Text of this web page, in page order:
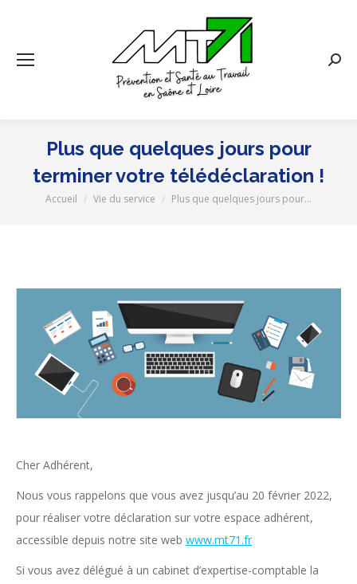
Plus que quelques jours pour
terminer votre télédéclaration !
Vous êtes ici :
Accueil Vie du service Plus que quelques jours pour…
Cher Adhérent,
Nous vous rappelons que vous avez jusqu’au 20 février 2022,
pour réaliser votre déclaration sur votre espace adhérent,
accessible depuis notre site web www.mt71.fr
Si vous avez délégué à un cabinet d’expertise-comptable la